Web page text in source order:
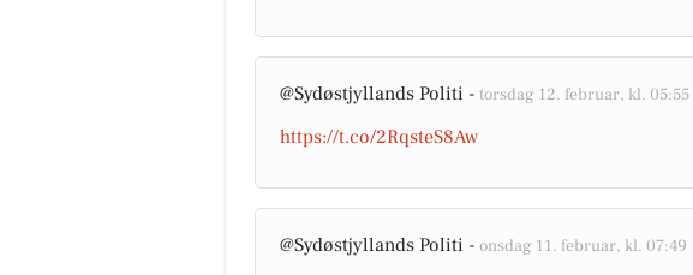
@Sydøstjyllands Politi - torsdag 12. februar, kl. 05:55
https://t.co/2RqsteS8Aw
@Sydøstjyllands Politi - onsdag 11. februar, kl. 07:49